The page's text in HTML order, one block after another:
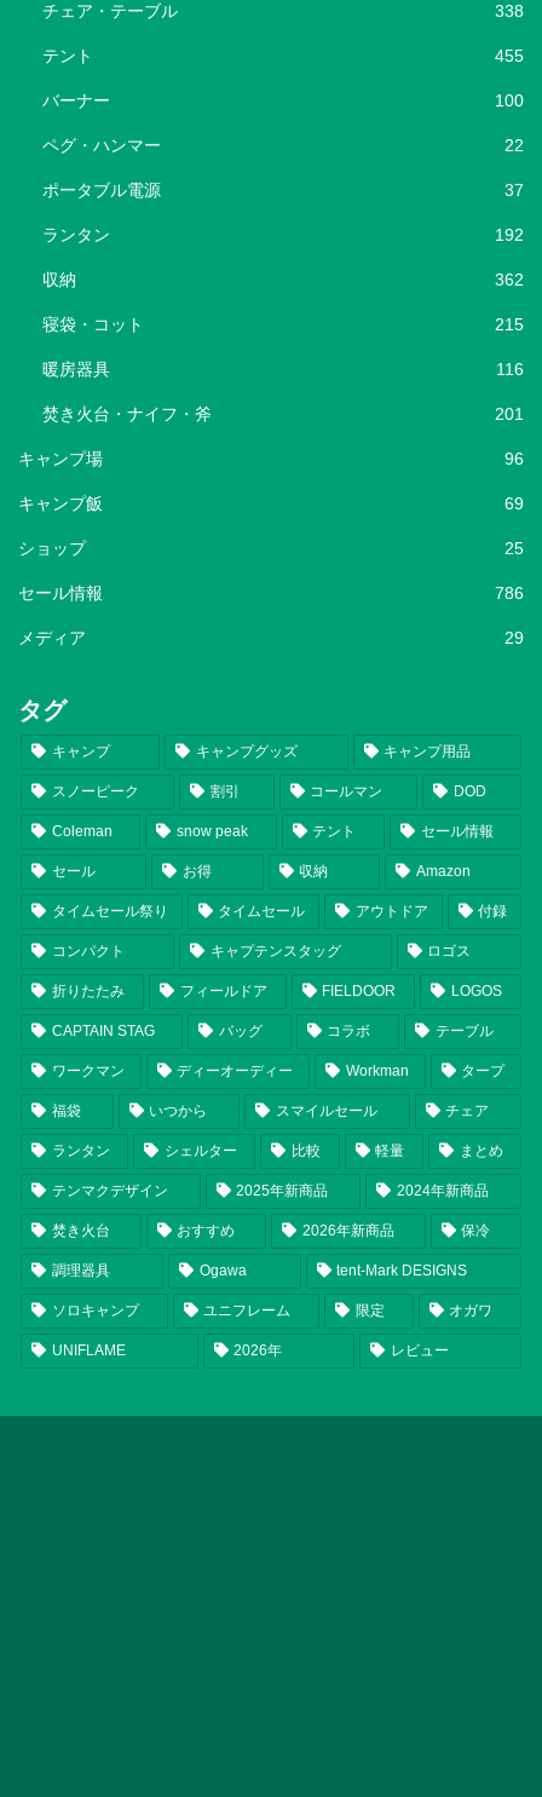
チェア・テーブル 338
テント 455
バーナー 100
ペグ・ハンマー 22
ポータブル電源 37
ランタン 192
収納 362
寝袋・コット 215
暖房器具 116
焚き火台・ナイフ・斧 201
キャンプ場 96
キャンプ飯 69
ショップ 25
セール情報 786
メディア 29
タグ
キャンプ キャンプグッズ キャンプ用品
スノーピーク 割引 コールマン DOD
Coleman snow peak テント セール情報
セール お得 収納 Amazon
タイムセール祭り タイムセール アウトドア 付録
コンパクト キャプテンスタッグ ロゴス
折りたたみ フィールドア FIELDOOR LOGOS
CAPTAIN STAG バッグ コラボ テーブル
ワークマン ディーオーディー Workman タープ
福袋 いつから スマイルセール チェア
ランタン シェルター 比較 軽量 まとめ
テンマクデザイン 2025年新商品 2024年新商品
焚き火台 おすすめ 2026年新商品 保冷
調理器具 Ogawa tent-Mark DESIGNS
ソロキャンプ ユニフレーム 限定 オガワ
UNIFLAME 2026年 レビュー